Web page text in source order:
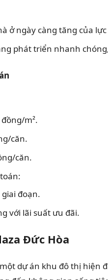
ở ngày càng tăng của
phát triển nhanh
m².
căn.
căn.
đoạn.
với lãi suất ưu đãi.
Đức Hòa
dự án khu đô thị hiện